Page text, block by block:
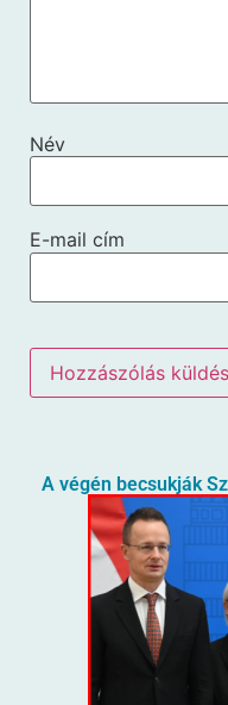
Név
E-mail cím
A végén becsukják